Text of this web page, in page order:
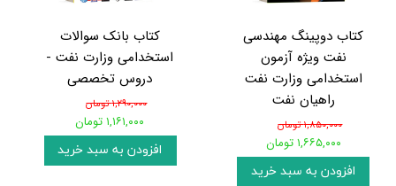
کتاب دوپینگ مهندسی
نفت ویژه آزمون
استخدامی وزارت نفت
راهیان نفت
۱,۸۵۰,۰۰۰ تومان
۱,۶۶۵,۰۰۰ تومان
افزودن به سبد خرید
کتاب بانک سوالات
استخدامی وزارت نفت -
دروس تخصصی
۱,۲۹۰,۰۰۰ تومان
۱,۱۶۱,۰۰۰ تومان
افزودن به سبد خرید